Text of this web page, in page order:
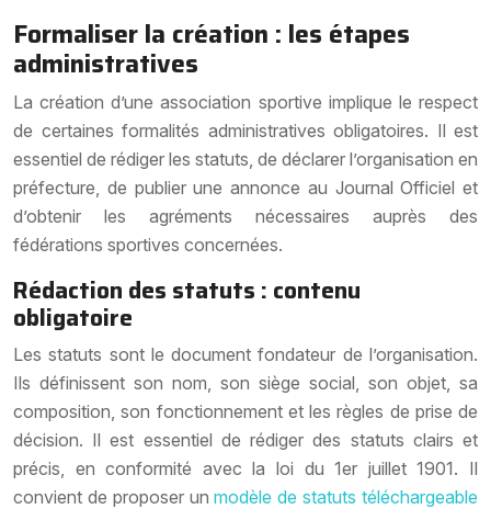
Formaliser la création : les étapes
administratives
La création d’une association sportive implique le respect
de certaines formalités administratives obligatoires. Il est
essentiel de rédiger les statuts, de déclarer l’organisation en
préfecture, de publier une annonce au Journal Officiel et
d’obtenir les agréments nécessaires auprès des
fédérations sportives concernées.
Rédaction des statuts : contenu
obligatoire
Les statuts sont le document fondateur de l’organisation.
Ils définissent son nom, son siège social, son objet, sa
composition, son fonctionnement et les règles de prise de
décision. Il est essentiel de rédiger des statuts clairs et
précis, en conformité avec la loi du 1er juillet 1901. Il
convient de proposer unmodèle de statuts téléchargeable